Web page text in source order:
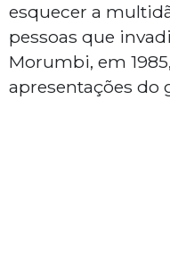
esquecer a
pessoas que
Morumbi, em
apresentações do